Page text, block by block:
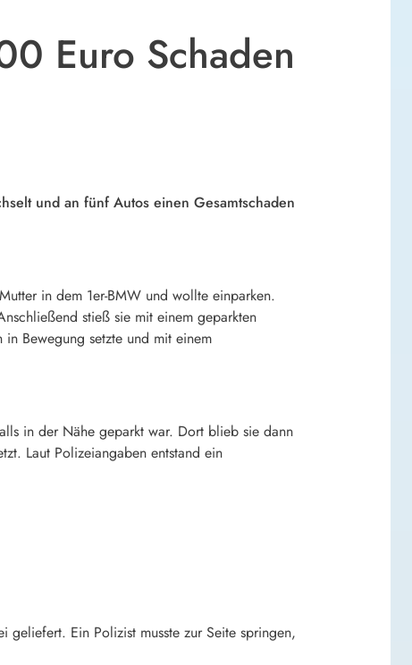
Euro Schaden
und an fünf Autos einen Gesamtschaden
in dem 1er-BMW und wollte einparken.
stieß sie mit einem geparkten
Bewegung setzte und mit einem
in der Nähe geparkt war. Dort blieb sie dann
Laut Polizeiangaben entstand ein
geliefert. Ein Polizist musste zur Seite springen,